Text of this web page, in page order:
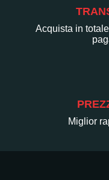
Acquista in
Miglior